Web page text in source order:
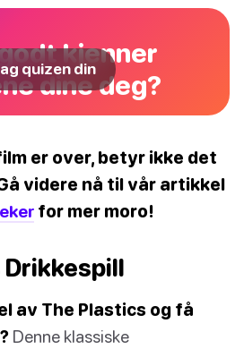
kjenner
dine deg?
quizen din
er over, betyr ikke det
videre nå til vår artikkel
for mer moro!
Drikkespill
av The Plastics og få
Denne klassiske